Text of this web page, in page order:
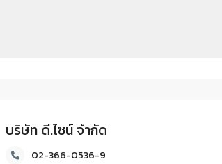
บริษัท ดี.ไซน์ จํากัด
02-366-0536-9